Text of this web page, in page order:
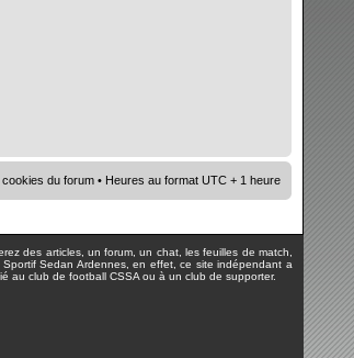
du forum • Heures au format UTC + 1 heure
des articles, un forum, un chat, les feuilles de match,
Sedan Ardennes, en effet, ce site indépendant a
au club de football CSSA ou à un club de supporter.